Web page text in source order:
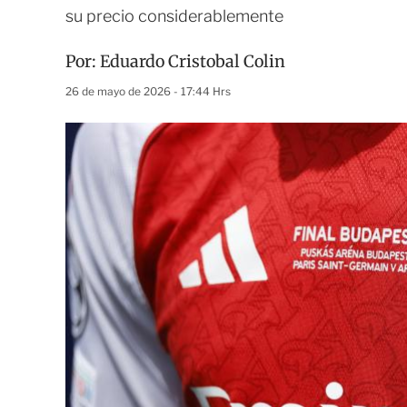
su precio considerablemente
Por: Eduardo Cristobal Colin
26 de mayo de 2026 - 17:44 Hrs